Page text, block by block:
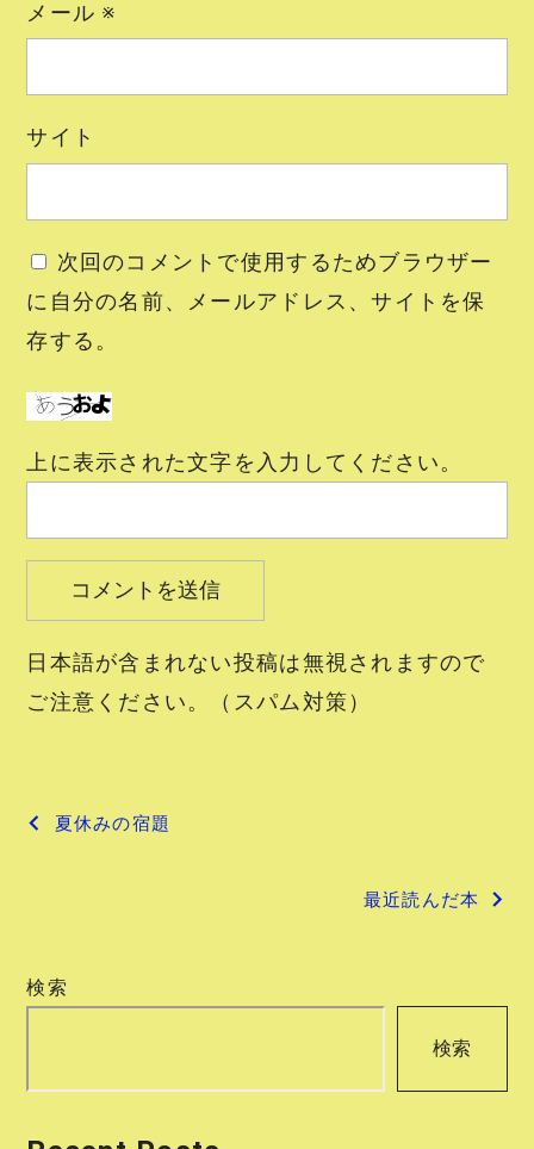
メール ※
サイト
次回のコメントで使用するためブラウザー
に自分の名前、メールアドレス、サイトを保
存する。
上に表示された文字を入力してください。
日本語が含まれない投稿は無視されますので
ご注意ください。（スパム対策）
投
ゲ
夏休みの宿題
最近読んだ本
検索
検索